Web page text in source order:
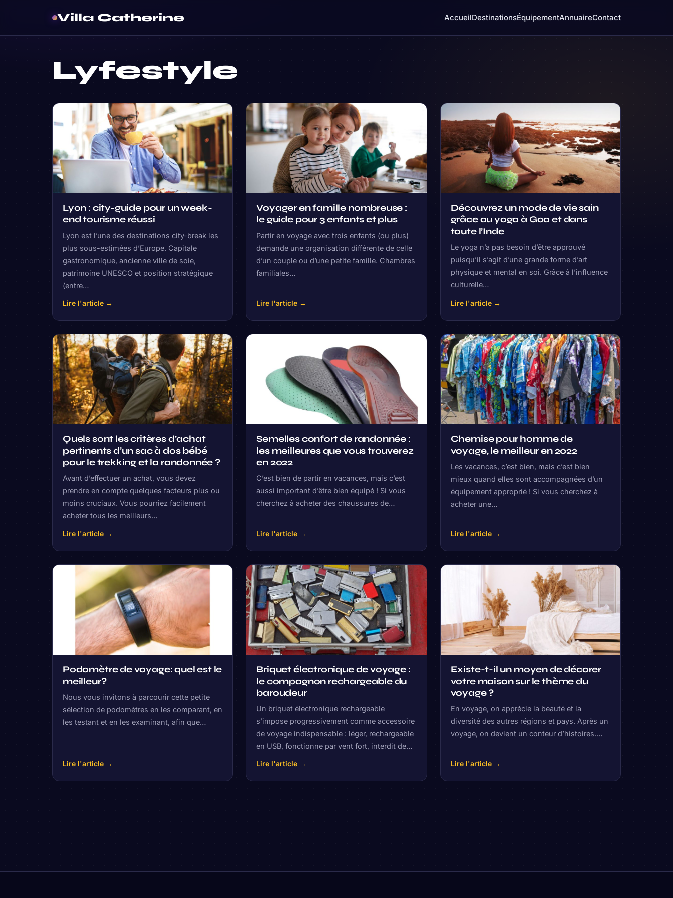
Villa Catherine AccueilDestinationsÉquipementAnnuaireContact
Lyfestyle
Lyon : city-guide pour un week-
end tourisme réussi
Lyon est l’une des destinations city-break les
plus sous-estimées d’Europe. Capitale
gastronomique, ancienne ville de soie,
patrimoine UNESCO et position stratégique
(entre…
Lire l'article →
Voyager en famille nombreuse :
le guide pour 3 enfants et plus
Partir en voyage avec trois enfants (ou plus)
demande une organisation différente de celle
d’un couple ou d’une petite famille. Chambres
familiales…
Lire l'article →
Découvrez un mode de vie sain
grâce au yoga à Goa et dans
toute l’Inde
Le yoga n’a pas besoin d’être approuvé
puisqu’il s’agit d’une grande forme d’art
physique et mental en soi. Grâce à l’influence
culturelle…
Lire l'article →
Quels sont les critères d’achat
pertinents d’un sac à dos bébé
pour le trekking et la randonnée ?
Avant d’effectuer un achat, vous devez
prendre en compte quelques facteurs plus ou
moins cruciaux. Vous pourriez facilement
acheter tous les meilleurs…
Lire l'article →
Semelles confort de randonnée :
les meilleures que vous trouverez
en 2022
C’est bien de partir en vacances, mais c’est
aussi important d’être bien équipé ! Si vous
cherchez à acheter des chaussures de…
Lire l'article →
Chemise pour homme de
voyage, le meilleur en 2022
Les vacances, c’est bien, mais c’est bien
mieux quand elles sont accompagnées d’un
équipement approprié ! Si vous cherchez à
acheter une…
Lire l'article →
Podomètre de voyage: quel est le
meilleur?
Nous vous invitons à parcourir cette petite
sélection de podomètres en les comparant, en
les testant et en les examinant, afin que…
Lire l'article →
Briquet électronique de voyage :
le compagnon rechargeable du
baroudeur
Un briquet électronique rechargeable
s’impose progressivement comme accessoire
de voyage indispensable : léger, rechargeable
en USB, fonctionne par vent fort, interdit de…
Lire l'article →
Existe-t-il un moyen de décorer
votre maison sur le thème du
voyage ?
En voyage, on apprécie la beauté et la
diversité des autres régions et pays. Après un
voyage, on devient un conteur d’histoires.…
Lire l'article →